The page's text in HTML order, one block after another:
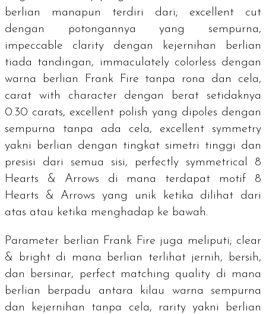
berlian manapun terdiri dari; excellent cut
dengan potongannya yang sempurna,
impeccable clarity dengan kejernihan berlian
tiada tandingan, immaculately colorless dengan
warna berlian Frank Fire tanpa rona dan cela,
carat with character dengan berat setidaknya
0.30 carats, excellent polish yang dipoles dengan
sempurna tanpa ada cela, excellent symmetry
yakni berlian dengan tingkat simetri tinggi dan
presisi dari semua sisi, perfectly symmetrical 8
Hearts & Arrows di mana terdapat motif 8
Hearts & Arrowsyang unik ketika dilihat dari
atas atau ketika menghadap ke bawah.
Parameter berlian Frank Fire juga meliputi; clear
& bright di mana berlian terlihat jernih, bersih,
dan bersinar,
perfect matching quality di mana
berlian berpadu antara kilau warna sempurna
dan kejernihan tanpa cela,
rarity yakni berlian